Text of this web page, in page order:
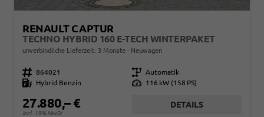
RENAULT CAPTUR
TECHNO HYBRID 160 E-TECH WINTERPAKET
unverbindliche Lieferzeit: 3 Monate Neuwagen
Fahrzeugnr. 864021 Getriebe
Automatik
Kraftstoff
Hybrid Benzin Leistung 116 kW (158 PS)
27.880,– €
incl. 19% MwSt.
DETAILS